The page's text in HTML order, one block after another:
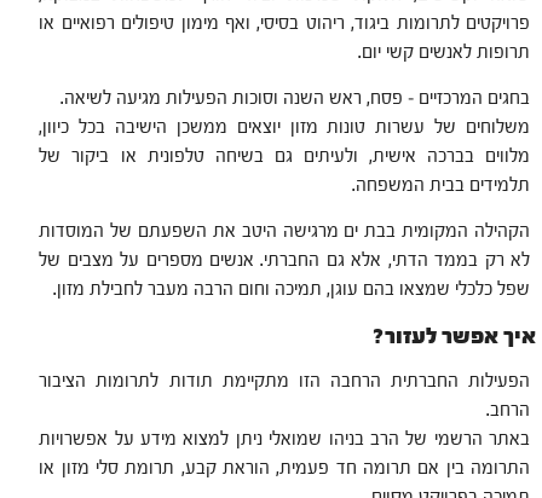
פרויקטים לתרומות ביגוד, ריהוט בסיסי, ואף מימון טיפולים רפואיים או
תרופות לאנשים קשי יום.
בחגים המרכזיים – פסח, ראש השנה וסוכות הפעילות מגיעה לשיאה.
משלוחים של עשרות טונות מזון יוצאים ממשכן הישיבה בכל כיוון,
מלווים בברכה אישית, ולעיתים גם בשיחה טלפונית או ביקור של
תלמידים בבית המשפחה.
הקהילה המקומית בבת ים מרגישה היטב את השפעתם של המוסדות
לא רק בממד הדתי, אלא גם החברתי. אנשים מספרים על מצבים של
שפל כלכלי שמצאו בהם עוגן, תמיכה וחום הרבה מעבר לחבילת מזון.
איך אפשר לעזור?
הפעילות החברתית הרחבה הזו מתקיימת תודות לתרומות הציבור
הרחב.
באתר הרשמי של הרב בניהו שמואלי ניתן למצוא מידע על אפשרויות
התרומה בין אם תרומה חד פעמית, הוראת קבע, תרומת סלי מזון או